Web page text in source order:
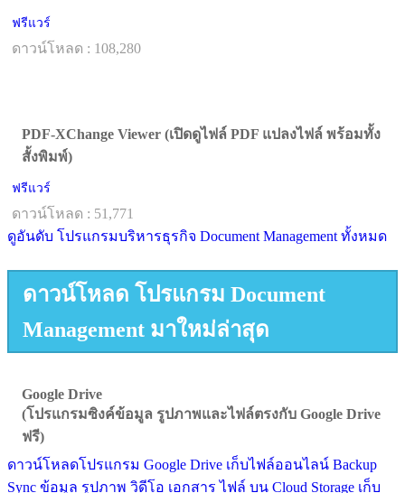
ฟรีแวร์
ดาวน์โหลด : 108,280
PDF-XChange Viewer (เปิดดูไฟล์ PDF แปลงไฟล์ พร้อมทั้ง
สั้งพิมพ์)
ฟรีแวร์
ดาวน์โหลด : 51,771
ดูอันดับ โปรแกรมบริหารธุรกิจ Document Management ทั้งหมด
ดาวน์โหลด โปรแกรม Document
Management มาใหม่ล่าสุด
Google Drive
(โปรแกรมซิงค์ข้อมูล รูปภาพและไฟล์ตรงกับ Google Drive
ฟรี)
ดาวน์โหลดโปรแกรม Google Drive เก็บไฟล์ออนไลน์ Backup
Sync ข้อมูล รูปภาพ วิดีโอ เอกสาร ไฟล์ บน Cloud Storage เก็บ